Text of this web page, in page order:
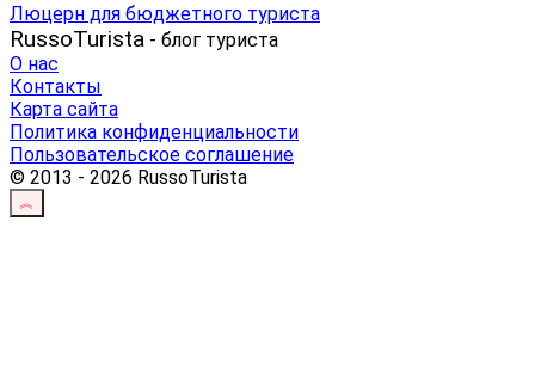
Люцерн для бюджетного туриста
RussoTurista - блог туриста
О нас
Контакты
Карта сайта
Политика конфиденциальности
Пользовательское соглашение
© 2013 - 2026 RussoTurista